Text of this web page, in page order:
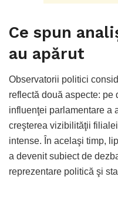
Ce spun
au apărut
Observatorii politici
reflectă două aspecte: pe
influenţei parlamentare a
creşterea vizibilităţii
intense. În acelaşi timp,
a devenit subiect de
reprezentare politică şi